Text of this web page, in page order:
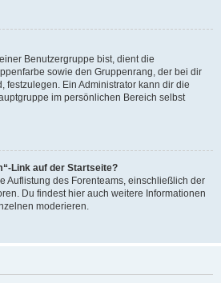
Benutzergruppe bist, dient die
sowie den Gruppenrang, der bei dir
festzulegen. Ein Administrator kann dir die
im persönlichen Bereich selbst
Link auf der Startseite?
Auflistung des Forenteams, einschließlich der
Du findest hier auch weitere Informationen
moderieren.